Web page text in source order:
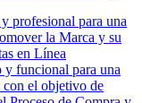
profesional para una
la Marca y su
en Línea
funcional para una
con el objetivo de